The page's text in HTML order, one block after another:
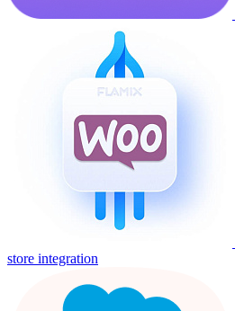
store integration